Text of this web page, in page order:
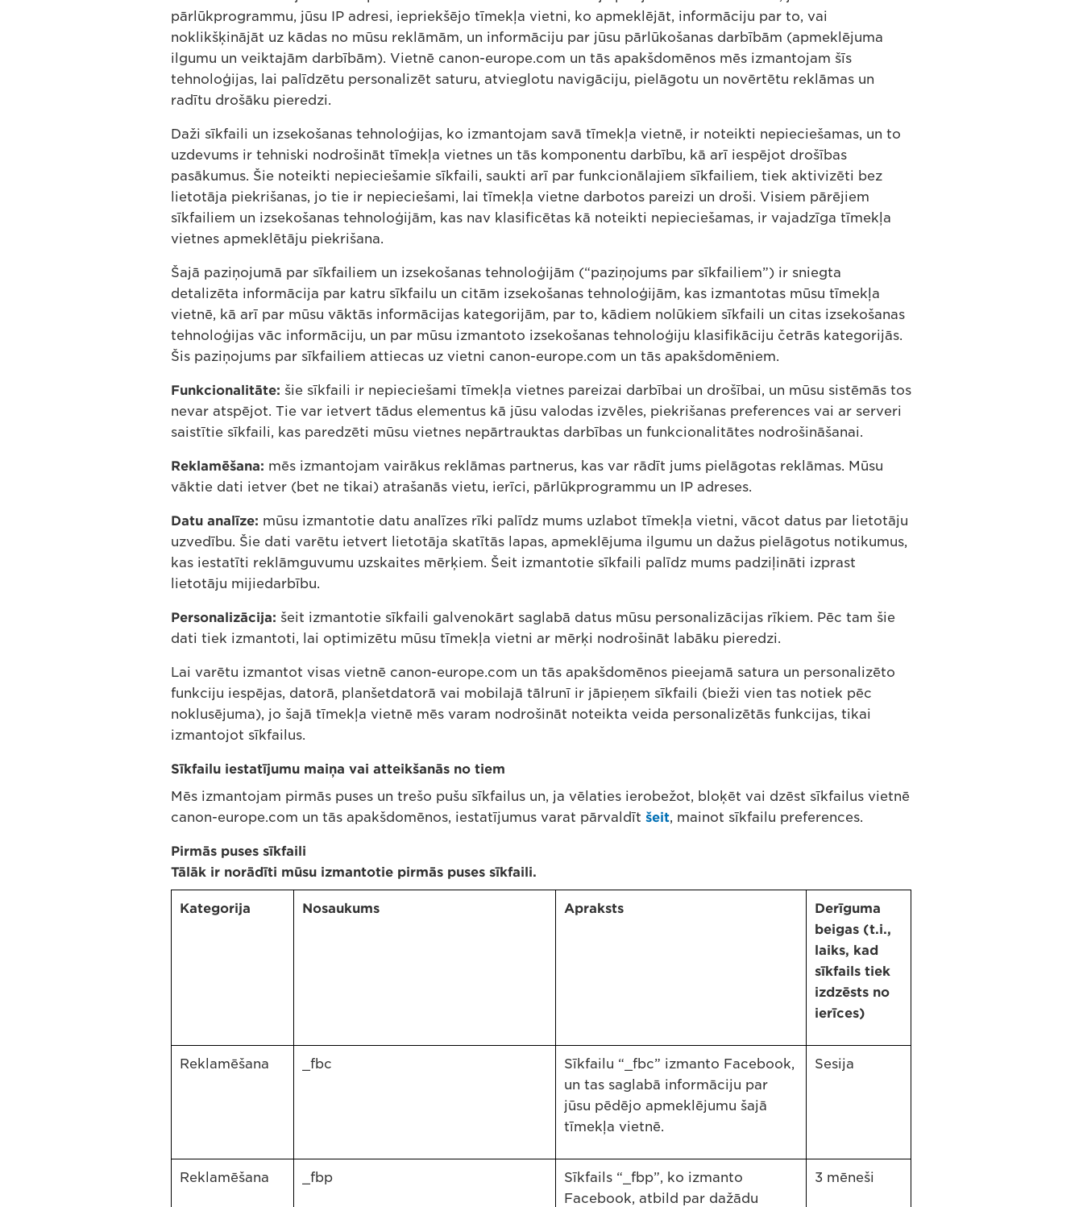
pārlūkprogrammu, jūsu IP adresi, iepriekšējo tīmekļa vietni, ko apmeklējāt, informāciju par to, vai
noklikšķinājāt uz kādas no mūsu reklāmām, un informāciju par jūsu pārlūkošanas darbībām (apmeklējuma
ilgumu un veiktajām darbībām). Vietnē canon-europe.com un tās apakšdomēnos mēs izmantojam šīs
tehnoloģijas, lai palīdzētu personalizēt saturu, atvieglotu navigāciju, pielāgotu un novērtētu reklāmas un
radītu drošāku pieredzi.
Daži sīkfaili un izsekošanas tehnoloģijas, ko izmantojam savā tīmekļa vietnē, ir noteikti nepieciešamas, un to
uzdevums ir tehniski nodrošināt tīmekļa vietnes un tās komponentu darbību, kā arī iespējot drošības
pasākumus. Šie noteikti nepieciešamie sīkfaili, saukti arī par funkcionālajiem sīkfailiem, tiek aktivizēti bez
lietotāja piekrišanas, jo tie ir nepieciešami, lai tīmekļa vietne darbotos pareizi un droši. Visiem pārējiem
sīkfailiem un izsekošanas tehnoloģijām, kas nav klasificētas kā noteikti nepieciešamas, ir vajadzīga tīmekļa
vietnes apmeklētāju piekrišana.
Šajā paziņojumā par sīkfailiem un izsekošanas tehnoloģijām (“paziņojums par sīkfailiem”) ir sniegta
detalizēta informācija par katru sīkfailu un citām izsekošanas tehnoloģijām, kas izmantotas mūsu tīmekļa
vietnē, kā arī par mūsu vāktās informācijas kategorijām, par to, kādiem nolūkiem sīkfaili un citas izsekošanas
tehnoloģijas vāc informāciju, un par mūsu izmantoto izsekošanas tehnoloģiju klasifikāciju četrās kategorijās.
Šis paziņojums par sīkfailiem attiecas uz vietni canon-europe.com un tās apakšdomēniem.
Funkcionalitāte: šie sīkfaili ir nepieciešami tīmekļa vietnes pareizai darbībai un drošībai, un mūsu sistēmās tos
nevar atspējot. Tie var ietvert tādus elementus kā jūsu valodas izvēles, piekrišanas preferences vai ar serveri
saistītie sīkfaili, kas paredzēti mūsu vietnes nepārtrauktas darbības un funkcionalitātes nodrošināšanai.
Reklamēšana: mēs izmantojam vairākus reklāmas partnerus, kas var rādīt jums pielāgotas reklāmas. Mūsu
vāktie dati ietver (bet ne tikai) atrašanās vietu, ierīci, pārlūkprogrammu un IP adreses.
Datu analīze: mūsu izmantotie datu analīzes rīki palīdz mums uzlabot tīmekļa vietni, vācot datus par lietotāju
uzvedību. Šie dati varētu ietvert lietotāja skatītās lapas, apmeklējuma ilgumu un dažus pielāgotus notikumus,
kas iestatīti reklāmguvumu uzskaites mērķiem. Šeit izmantotie sīkfaili palīdz mums padziļināti izprast
lietotāju mijiedarbību.
Personalizācija: šeit izmantotie sīkfaili galvenokārt saglabā datus mūsu personalizācijas rīkiem. Pēc tam šie
dati tiek izmantoti, lai optimizētu mūsu tīmekļa vietni ar mērķi nodrošināt labāku pieredzi.
Lai varētu izmantot visas vietnē canon-europe.com un tās apakšdomēnos pieejamā satura un personalizēto
funkciju iespējas, datorā, planšetdatorā vai mobilajā tālrunī ir jāpieņem sīkfaili (bieži vien tas notiek pēc
noklusējuma), jo šajā tīmekļa vietnē mēs varam nodrošināt noteikta veida personalizētās funkcijas, tikai
izmantojot sīkfailus.
Sīkfailu iestatījumu maiņa vai atteikšanās no tiem
Mēs izmantojam pirmās puses un trešo pušu sīkfailus un, ja vēlaties ierobežot, bloķēt vai dzēst sīkfailus vietnē
canon-europe.com un tās apakšdomēnos, iestatījumus varat pārvaldīt šeit, mainot sīkfailu preferences.
Pirmās puses sīkfaili
Tālāk ir norādīti mūsu izmantotie pirmās puses sīkfaili.
Kategorija Nosaukums Apraksts
Derīguma
beigas (t.i.,
laiks, kad
sīkfails tiek
izdzēsts no
ierīces)
Reklamēšana _fbc
Sīkfailu “_fbc” izmanto Facebook,
un tas saglabā informāciju par
jūsu pēdējo apmeklējumu šajā
tīmekļa vietnē.
Sesija
Reklamēšana _fbp
Sīkfails “_fbp”, ko izmanto
Facebook, atbild par dažādu
3 mēneši